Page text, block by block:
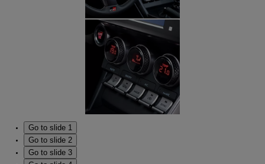
Go to slide 1
Go to slide 2
Go to slide 3